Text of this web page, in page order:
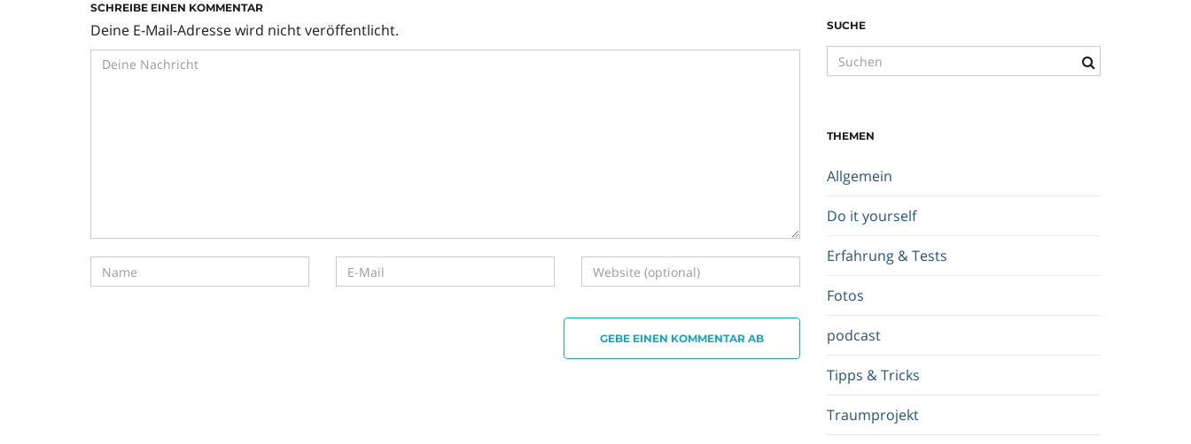
SCHREIBE EINEN KOMMENTAR
Deine E-Mail-Adresse wird nicht veröffentlicht.
GEBE EINEN KOMMENTAR AB
SUCHE
u
b
g
i
f
.
.
.
THEMEN
Allgemein
Do it yourself
Erfahrung & Tests
Fotos
podcast
Tipps & Tricks
Traumprojekt